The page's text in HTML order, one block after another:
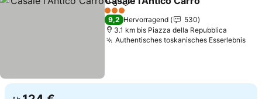
TeilenZu Favoriten hinzufügen
3 Sterne
9,2 Hervorragend
530
3.1 km bis Piazza della Repubblica
Authentisches toskanisches Esserlebnis